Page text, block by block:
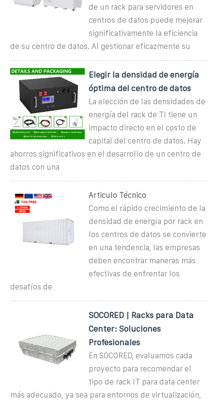
de un rack para servidores en
centros de datos puede mejorar
significativamente la eficiencia
de su centro de datos. Al gestionar eficazmente su
Elegir la densidad de energía
óptima del centro de datos
La elección de las densidades de
energía del rack de TI tiene un
impacto directo en el costo de
capital del centro de datos. Hay
ahorros significativos en el desarrollo de un centro de
datos con una
Articulo Técnico
Como el rápido crecimiento de la
densidad de energía por rack en
los centros de datos se convierte
en una tendencia, las empresas
deben encontrar maneras más
efectivas de enfrentar los
desafíos de
SOCORED | Racks para Data
Center: Soluciones
Profesionales
En SOCORED, evaluamos cada
proyecto para recomendar el
tipo de rack IT para data center
más adecuado, ya sea para entornos de virtualización,